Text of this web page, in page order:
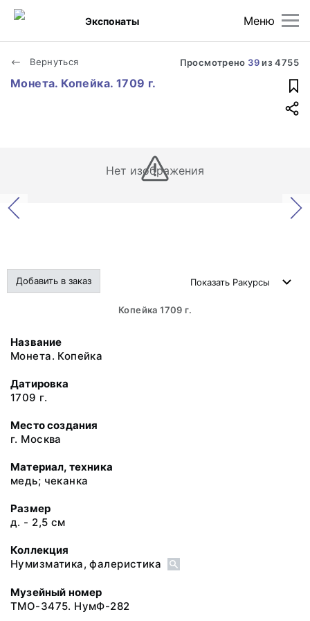
Меню
Экспонаты
Вернуться Просмотрено 39из4755
Монета. Копейка. 1709 г.
Нет изображения
Добавить в заказ Показать Ракурсы
Копейка 1709 г.
Название
Монета. Копейка
Датировка
1709 г.
Место создания
г. Москва
Материал, техника
медь; чеканка
Размер
д. - 2,5 см
Коллекция
Нумизматика, фалеристика
Музейный номер
ТМО-3475. НумФ-282